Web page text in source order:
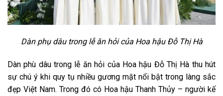
Dàn phụ dâu trong lễ ăn hỏi của Hoa hậu Đỗ Thị Hà
Dàn phù dâu trong lễ ăn hỏi của Hoa hậu Đỗ Thị Hà thu hút
sự chú ý khi quy tụ nhiều gương mặt nổi bật trong làng sắc
đẹp Việt Nam. Trong đó có Hoa hậu Thanh Thủy – người kế